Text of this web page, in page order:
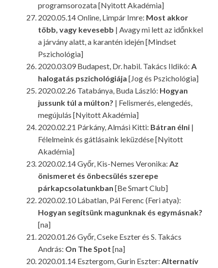
programsorozata [Nyitott Akadémia]
2020.05.14 Online, Limpár Imre: Most akkor
több, vagy kevesebb | Avagy mi lett az időnkkel
a járvány alatt, a karantén idején [Mindset
Pszichológia]
2020.03.09 Budapest, Dr. habil. Takács Ildikó: A
halogatás pszichológiája [Jog és Pszichológia]
2020.02.26 Tatabánya, Buda László: Hogyan
jussunk túl a múlton? | Felismerés, elengedés,
megújulás [Nyitott Akadémia]
2020.02.21 Párkány, Almási Kitti: Bátran élni |
Félelmeink és gátlásaink leküzdése [Nyitott
Akadémia]
2020.02.14 Győr, Kis-Nemes Veronika: Az
önismeret és önbecsülés szerepe
párkapcsolatunkban [Be Smart Club]
2020.02.10 Lábatlan, Pál Ferenc (Feri atya):
Hogyan segítsünk magunknak és egymásnak?
[na]
2020.01.26 Győr, Cseke Eszter és S. Takács
András: On The Spot [na]
2020.01.14 Esztergom, Gurin Eszter: Alternatív